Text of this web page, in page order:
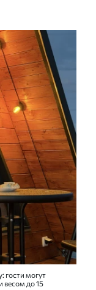
гости могут
до 15